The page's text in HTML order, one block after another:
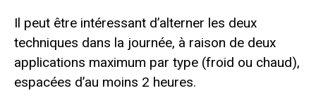
Il peut être intéressant d’alterner les deux
techniques dans la journée, à raison de deux
applications maximum par type (froid ou chaud),
espacées d’au moins 2 heures.